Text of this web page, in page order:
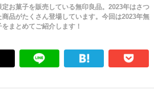
お菓子を販売している無印良品。2023年はさつ
品がたくさん登場しています。今回は2023年無
まとめてご紹介します！